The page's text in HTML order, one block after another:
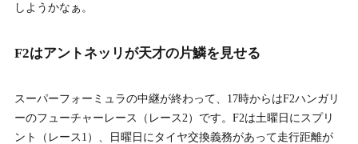
しようかなぁ。
F2はアントネッリが天才の片鱗を見せる
スーパーフォーミュラの中継が終わって、17時からはF2ハンガリ
ーのフューチャーレース（レース2）です。F2は土曜日にスプリ
ント（レース1）、日曜日にタイヤ交換義務があって走行距離が